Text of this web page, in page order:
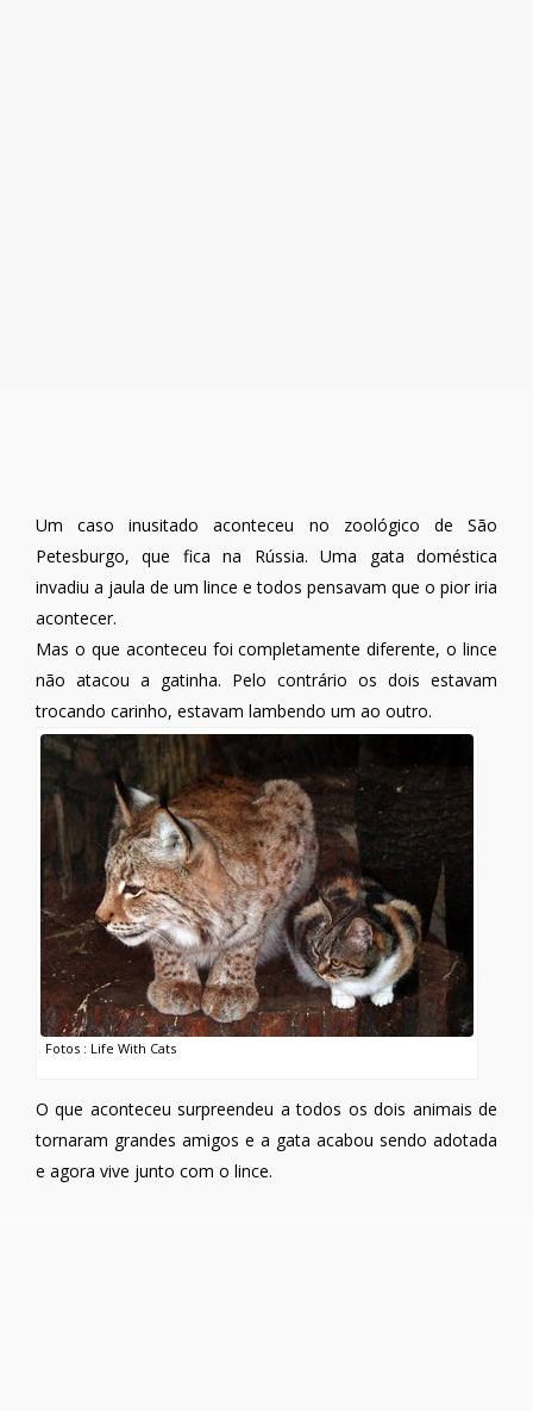
Um caso inusitado aconteceu no zoológico de São
Petesburgo, que fica na Rússia. Uma gata doméstica
invadiu a jaula de um lince e todos pensavam que o pior iria
acontecer.
Mas o que aconteceu foi completamente diferente, o lince
não atacou a gatinha. Pelo contrário os dois estavam
trocando carinho, estavam lambendo um ao outro.
Fotos : Life With Cats
O que aconteceu surpreendeu a todos os dois animais de
tornaram grandes amigos e a gata acabou sendo adotada
e agora vive junto com o lince.